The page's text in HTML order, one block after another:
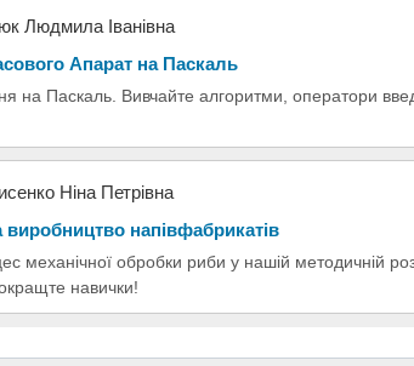
Людмила Іванівна
Апарат на Паскаль
на Паскаль. Вивчайте алгоритми, оператори
Ніна Петрівна
напівфабрикатів
механічної обробки риби у нашій методичній
навички!